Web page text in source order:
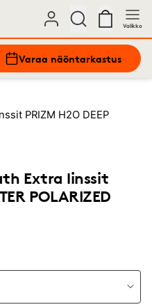
Valikko
Varaa näöntarkastus
PRIZM H2O DEEP
Extra linssit
POLARIZED